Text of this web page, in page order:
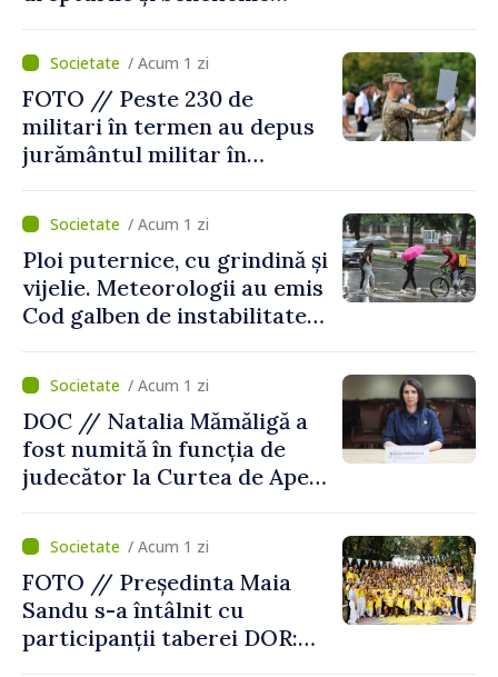
/ Acum 1 zi
FOTO // Peste 230 de
militari în termen au depus
jurământul militar în
/ Acum 1 zi
Ploi puternice, cu grindină și
vijelie. Meteorologii au emis
Cod galben de instabilitate
/ Acum 1 zi
DOC // Natalia Mămăligă a
fost numită în funcția de
judecător la Curtea de Apel
/ Acum 1 zi
FOTO // Președinta Maia
Sandu s-a întâlnit cu
participanții taberei DOR: